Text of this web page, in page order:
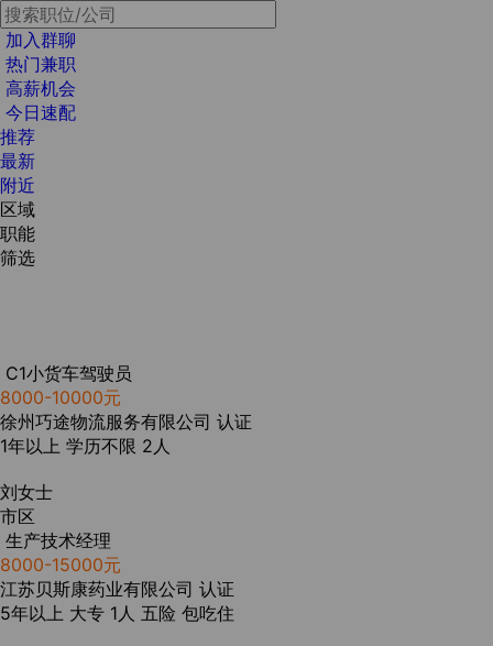
加入群聊
热门兼职
高薪机会
今日速配
推荐
最新
附近
区域
职能
筛选
C1小货车驾驶员
8000-10000元
徐州巧途物流服务有限公司 认证
1年以上 学历不限 2人
刘女士
市区
生产技术经理
8000-15000元
江苏贝斯康药业有限公司 认证
5年以上 大专 1人 五险 包吃住